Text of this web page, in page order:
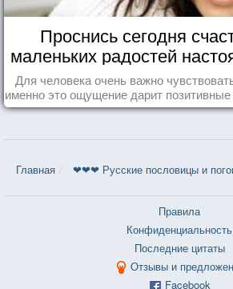
Проснись сегодня
маленьких радостей
Для человека очень важно
именно это ощущение дарит
каждый день в маленький
Главная ❤❤❤ Русские пословицы и
Правила
Конфиденциальность
Последние цитаты
Отзывы и
Facebook